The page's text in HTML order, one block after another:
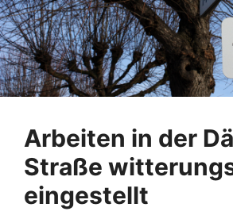
Arbeiten in der
Straße
eingestellt